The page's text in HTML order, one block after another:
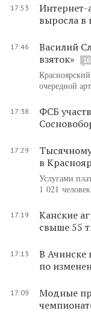
17:53
Интернет-
выросла в
17:46
Василий
взяток»
16
очередной
17:38
ФСБ
17:29
в
Услугами
1 021
17:19
Канские
свыше 55
17:13
В Ачинске
по
17:09
Модные